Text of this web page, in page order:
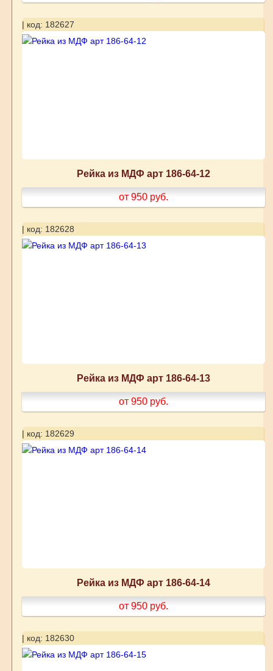
| код: 182627
Рейка из МДФ арт 186-64-12
от 950 руб.
| код: 182628
Рейка из МДФ арт 186-64-13
от 950 руб.
| код: 182629
Рейка из МДФ арт 186-64-14
от 950 руб.
| код: 182630